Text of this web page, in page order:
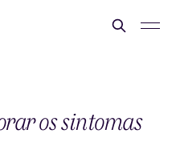
os sintomas